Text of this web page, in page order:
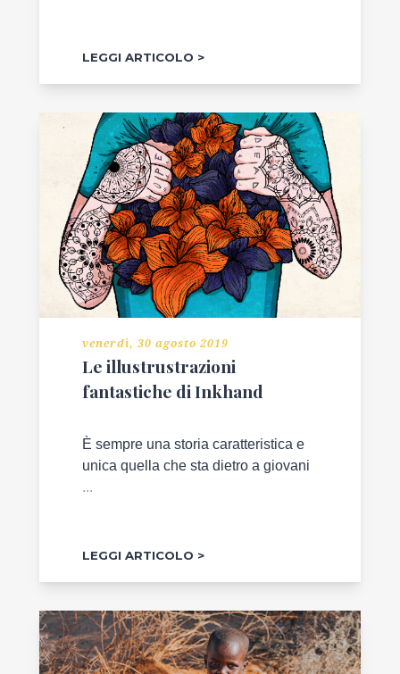
LEGGI ARTICOLO
venerdì, 30 agosto 2019
Le illustrustrazioni
fantastiche di Inkhand
È sempre una storia caratteristica e
unica quella che sta dietro a giovani
...
LEGGI ARTICOLO